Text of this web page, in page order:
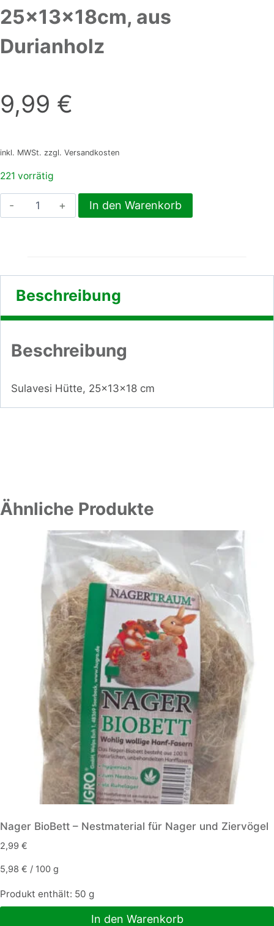
25x13x18cm, aus
Durianholz
9,99 €
inkl. MWSt. zzgl. Versandkosten
221 vorrätig
Sulawesi
Hütte
Menge
In den Warenkorb
Beschreibung
Beschreibung
Sulavesi Hütte, 25x13x18 cm
Ähnliche Produkte
Nager BioBett – Nestmaterial für Nager und Ziervögel
2,99 €
5,98 € / 100 g
Produkt enthält: 50 g
In den Warenkorb